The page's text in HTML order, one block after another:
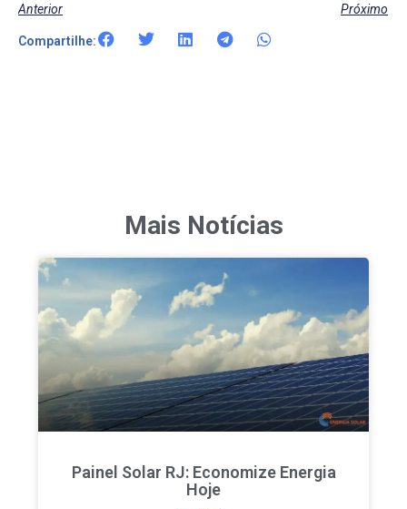
Anterior Próximo
Compartilhe:
Mais Notícias
Painel Solar RJ: Economize Energia
Hoje